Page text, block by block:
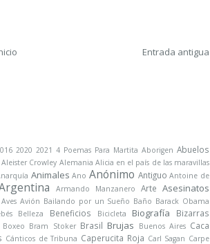
Entrada antigua
2020 2021 4 Poemas Para Martita Aborigen Abuelos
Aleister Crowley Alemania Alicia en el país de las maravillas
Animales Ano Anónimo Antiguo Antoine de
Armando Manzanero Arte Asesinatos
Aves Avión Bailando por un Sueño Baño Barack Obama
Belleza Beneficios Bicicleta Biografía Bizarras
Boxeo Bram Stoker Brasil Brujas Buenos Aires Caca
Cánticos de Tribuna Caperucita Roja Carl Sagan Carpe